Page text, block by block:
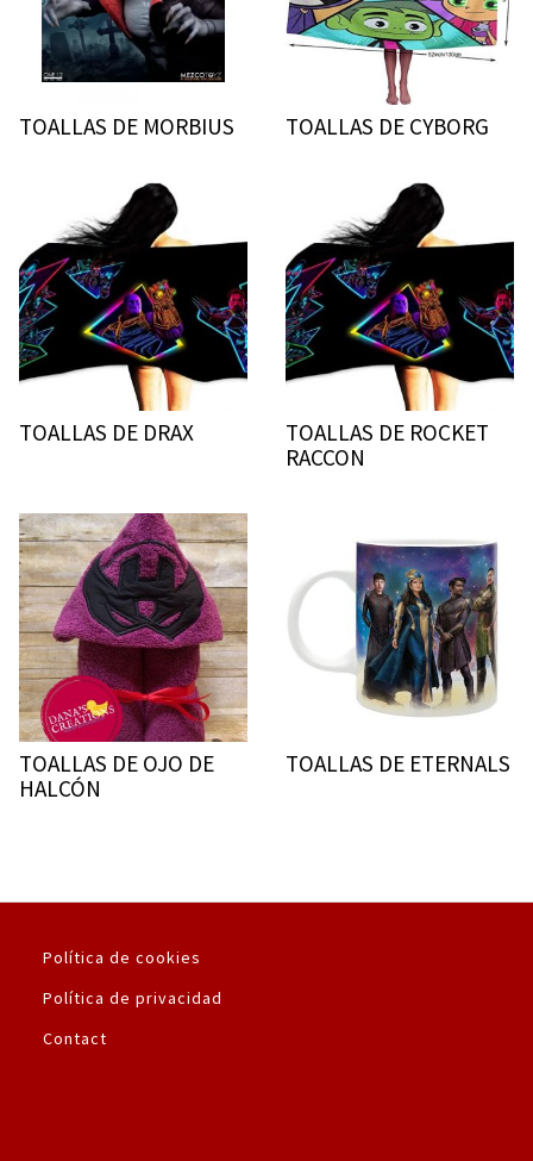
TOALLAS DE MORBIUS TOALLAS DE CYBORG
TOALLAS DE DRAX
TOALLAS DE ROCKET
RACCON
TOALLAS DE OJO DE
HALCÓN
TOALLAS DE ETERNALS
Política de cookies
Política de privacidad
Contact